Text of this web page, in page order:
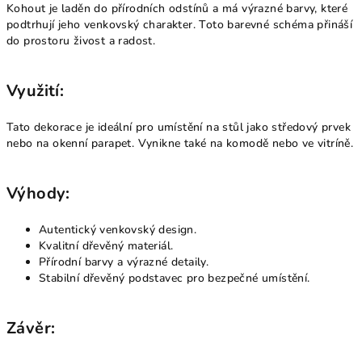
Kohout je laděn do přírodních odstínů a má výrazné barvy, které
podtrhují jeho venkovský charakter. Toto barevné schéma přináší
do prostoru živost a radost.
Využití:
Tato dekorace je ideální pro umístění na stůl jako středový prvek
nebo na okenní parapet. Vynikne také na komodě nebo ve vitríně.
Výhody:
Autentický venkovský design.
Kvalitní dřevěný materiál.
Přírodní barvy a výrazné detaily.
Stabilní dřevěný podstavec pro bezpečné umístění.
Závěr: